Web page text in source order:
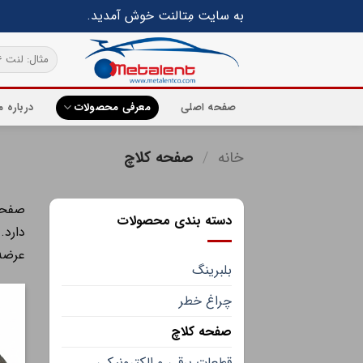
to
به سایت مِتالنت خوش آمدید.
جستجو
برای:
صفحه اصلی معرفی محصولات درباره
خانه / صفحه کلاچ
دسته بندی محصولات
بلبرینگ
چراغ خطر
صفحه کلاچ